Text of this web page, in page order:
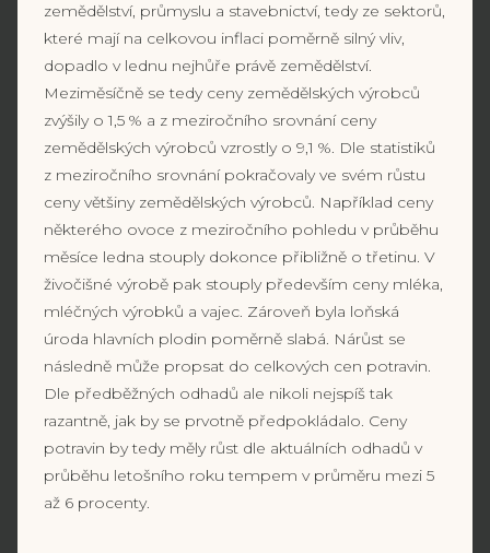
zemědělství, průmyslu a stavebnictví, tedy ze sektorů,
které mají na celkovou inflaci poměrně silný vliv,
dopadlo v lednu nejhůře právě zemědělství.
Meziměsíčně se tedy ceny zemědělských výrobců
zvýšily o 1,5 % a z meziročního srovnání ceny
zemědělských výrobců vzrostly o 9,1 %. Dle statistiků
z meziročního srovnání pokračovaly ve svém růstu
ceny většiny zemědělských výrobců. Například ceny
některého ovoce z meziročního pohledu v průběhu
měsíce ledna stouply dokonce přibližně o třetinu. V
živočišné výrobě pak stouply především ceny mléka,
mléčných výrobků a vajec. Zároveň byla loňská
úroda hlavních plodin poměrně slabá. Nárůst se
následně může propsat do celkových cen potravin.
Dle předběžných odhadů ale nikoli nejspíš tak
razantně, jak by se prvotně předpokládalo. Ceny
potravin by tedy měly růst dle aktuálních odhadů v
průběhu letošního roku tempem v průměru mezi 5
až 6 procenty.